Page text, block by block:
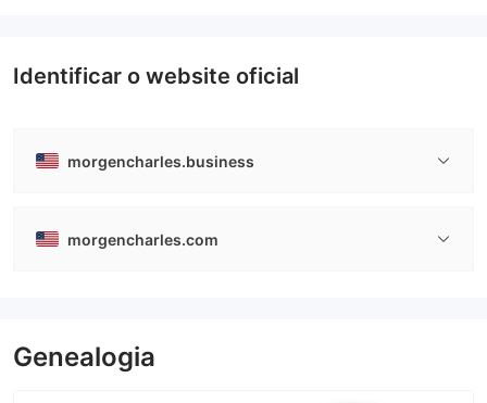
Identificar o website oficial
morgencharles.business
morgencharles.com
Genealogia